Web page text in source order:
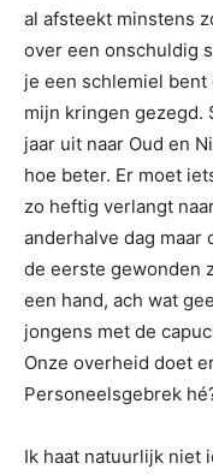
al afsteekt minstens
over een onschuldig
je een schlemiel bent
mijn kringen gezegd.
jaar uit naar Oud en
hoe beter. Er moet
zo heftig verlangt
anderhalve dag
de eerste gewonden
een hand, ach wat
jongens met de
Onze overheid doet
Personeelsgebrek
Ik haat natuurlijk niet